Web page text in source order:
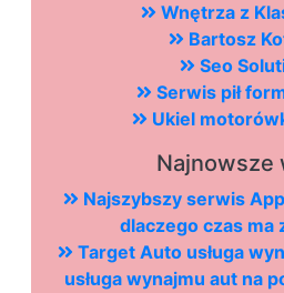
Wnętrza z
Bartosz
Seo
Serwis pił
Ukiel
Najnowsze
Najszybszy serwis
dlaczego czas ma
Target Auto usługa
usługa wynajmu aut na